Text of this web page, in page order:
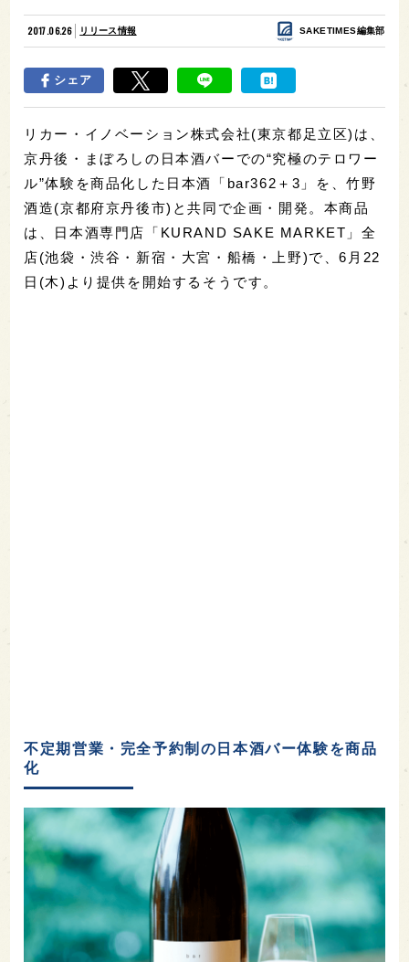
2017.06.26 リリース情報 SAKETIMES編集部
シェア
リカー・イノベーション株式会社(東京都足立区)は、
京丹後・まぼろしの日本酒バーでの“究極のテロワー
ル”体験を商品化した日本酒「bar362＋3」を、竹野
酒造(京都府京丹後市)と共同で企画・開発。本商品
は、日本酒専門店「KURAND SAKE MARKET」全
店(池袋・渋谷・新宿・大宮・船橋・上野)で、6月22
日(木)より提供を開始するそうです。
不定期営業・完全予約制の日本酒バー体験を商品
化